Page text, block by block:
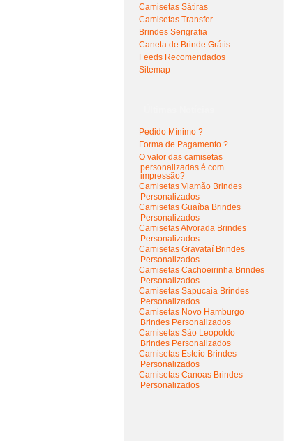
Camisetas Sátiras
Camisetas Transfer
Brindes Serigrafia
Caneta de Brinde Grátis
Feeds Recomendados
Sitemap
Pedido Mínimo ?
Forma de Pagamento ?
O valor das camisetas
personalizadas é com
impressão?
Camisetas Viamão Brindes
Personalizados
Camisetas Guaíba Brindes
Personalizados
Camisetas Alvorada Brindes
Personalizados
Camisetas Gravataí Brindes
Personalizados
Camisetas Cachoeirinha Brindes
Personalizados
Camisetas Sapucaia Brindes
Personalizados
Camisetas Novo Hamburgo
Brindes Personalizados
Camisetas São Leopoldo
Brindes Personalizados
Camisetas Esteio Brindes
Personalizados
Camisetas Canoas Brindes
Personalizados